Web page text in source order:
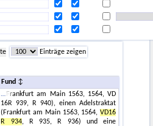
Einträge zeigen
Fund
Frankfurt am Main 1563, 1564, VD
16R 939, R 940), einen Adelstraktat
(Frankfurt am Main 1563, 1564,VD16
R 934, R 935, R 936) und eine